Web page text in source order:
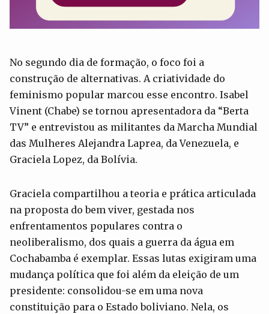
No segundo dia de formação, o foco foi a
construção de alternativas. A criatividade do
feminismo popular marcou esse encontro. Isabel
Vinent (Chabe) se tornou apresentadora da “Berta
TV” e entrevistou as militantes da Marcha Mundial
das Mulheres Alejandra Laprea, da Venezuela, e
Graciela Lopez, da Bolívia.
Graciela compartilhou a teoria e prática articulada
na proposta do bem viver, gestada nos
enfrentamentos populares contra o
neoliberalismo, dos quais a guerra da água em
Cochabamba é exemplar. Essas lutas exigiram uma
mudança política que foi além da eleição de um
presidente: consolidou-se em uma nova
constituição para o Estado boliviano. Nela, os